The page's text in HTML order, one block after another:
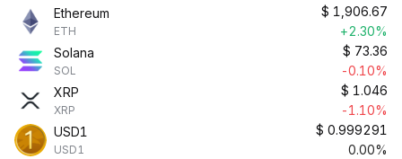
Ethereum
ETH
$ 1,906.67
+2.30%
Solana
SOL
$ 73.36
-0.10%
XRP
XRP
$ 1.046
-1.10%
USD1
USD1
$ 0.999291
0.00%